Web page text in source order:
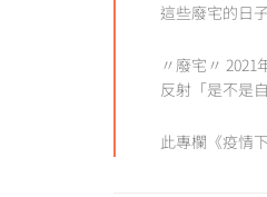
這些廢宅的日
〃廢宅〃
反射「是不是
此專欄《疫情